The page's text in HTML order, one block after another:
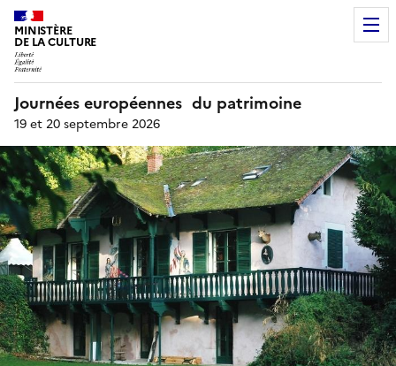
MINISTÈRE
DE LA CULTURE
Journées européennes du patrimoine
19 et 20 septembre 2026